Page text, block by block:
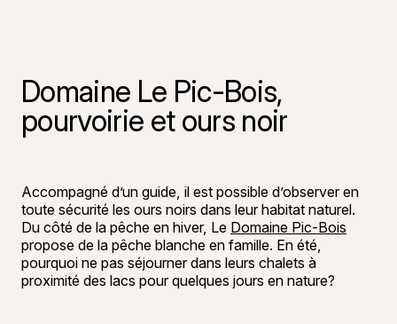
Domaine Le Pic-Bois,
pourvoirie et ours noir
Accompagné d’un guide, il est possible d’observer en
toute sécurité les ours noirs dans leur habitat naturel.
Du côté de la pêche en hiver, Le Domaine Pic-Bois
propose de la pêche blanche en famille. En été,
pourquoi ne pas séjourner dans leurs chalets à
proximité des lacs pour quelques jours en nature?